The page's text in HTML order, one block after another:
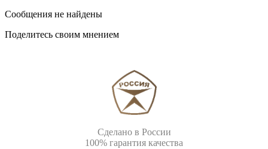
Сообщения не найдены
Поделитесь своим мнением
Сделано в России
100% гарантия качества